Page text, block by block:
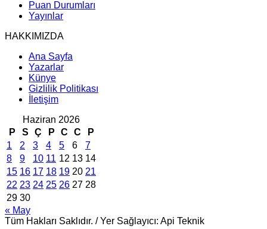
Puan Durumları
Yayınlar
HAKKIMIZDA
Ana Sayfa
Yazarlar
Künye
Gizlilik Politikası
İletişim
Haziran 2026
P
S Ç P C C
P
1
2 3 4 5 6
7
8
9 10 11 12 13 14
15 16 17 18 19 20 21
22 23 24 25 26 27 28
29 30
« May
Tüm Hakları Saklıdır. / Yer Sağlayıcı: Api Teknik